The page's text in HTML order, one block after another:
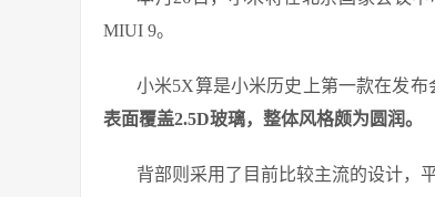
MIUI 9。
小米5X算是小米历史上第一款在发布
表面覆盖2.5D玻璃，整体风格颇为圆润。
背部则采用了目前比较主流的设计，